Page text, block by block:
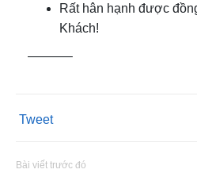
Rất hân hạnh được
Khách!
———–
Tweet
Bài viết trước đó